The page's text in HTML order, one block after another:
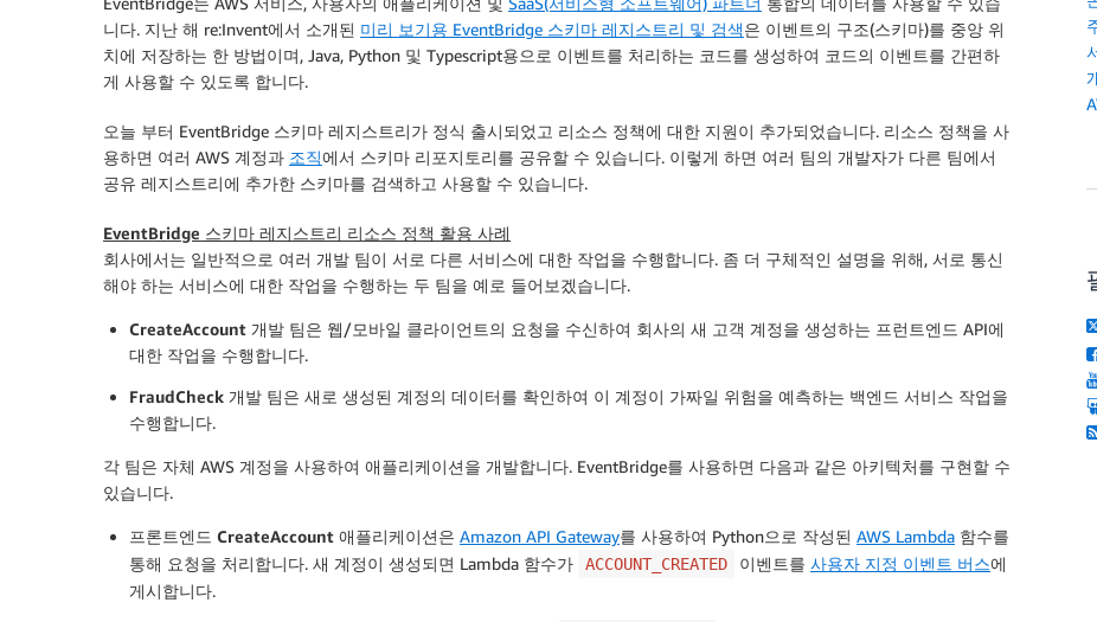
니다. 지난 해 re:Invent에서 소개된 미리 보기용 EventBridge 스키마 레지스트리 및 검색은 이벤트의 구조(스키마)를 중앙 위
치에 저장하는 한 방법이며, Java, Python 및 Typescript용으로 이벤트를 처리하는 코드를 생성하여 코드의 이벤트를 간편하
게 사용할 수 있도록 합니다.
오늘 부터 EventBridge 스키마 레지스트리가 정식 출시되었고 리소스 정책에 대한 지원이 추가되었습니다. 리소스 정책을 사
용하면 여러 AWS 계정과 조직에서 스키마 리포지토리를 공유할 수 있습니다. 이렇게 하면 여러 팀의 개발자가 다른 팀에서
공유 레지스트리에 추가한 스키마를 검색하고 사용할 수 있습니다.
EventBridge 스키마 레지스트리 리소스 정책 활용 사례
회사에서는 일반적으로 여러 개발 팀이 서로 다른 서비스에 대한 작업을 수행합니다. 좀 더 구체적인 설명을 위해, 서로 통신
해야 하는 서비스에 대한 작업을 수행하는 두 팀을 예로 들어보겠습니다.
CreateAccount 개발 팀은 웹/모바일 클라이언트의 요청을 수신하여 회사의 새 고객 계정을 생성하는 프런트엔드 API에
대한 작업을 수행합니다.
FraudCheck 개발 팀은 새로 생성된 계정의 데이터를 확인하여 이 계정이 가짜일 위험을 예측하는 백엔드 서비스 작업을
수행합니다.
각 팀은 자체 AWS 계정을 사용하여 애플리케이션을 개발합니다. EventBridge를 사용하면 다음과 같은 아키텍처를 구현할 수
있습니다.
프론트엔드 CreateAccount 애플리케이션은 Amazon API Gateway를 사용하여 Python으로 작성된 AWS Lambda 함수를
통해 요청을 처리합니다. 새 계정이 생성되면 Lambda 함수가
ACCOUNT_CREATED 이벤트를 사용자 지정 이벤트 버스에
게시합니다.